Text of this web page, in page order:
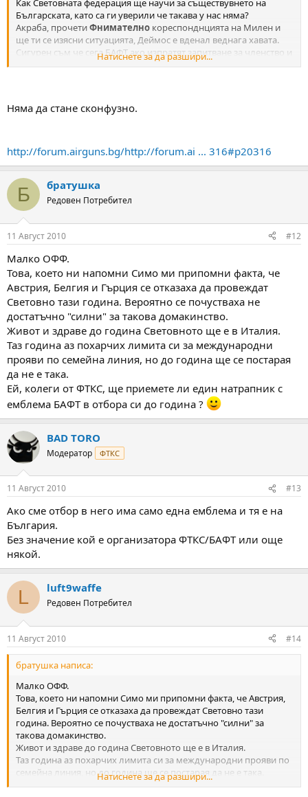
Как Световната федерация ще научи за съществувнето на
Българската, като са ги уверили че такава у нас няма?
Акраба, прочетиФнимателно кореспонднцията на Милен и
ще ти се изясни ситуацията, Деймос е вденал веднага хавата.
Сигурен съм че сега БАФТ ако изпратят запитване за членство и
ще стане едно сконфузено......
Натиснете за да разшири...
Няма да стане сконфузно.
http://forum.airguns.bg/http://forum.ai ... 316#p20316
Б братушка
Редовен Потребител
11 Август 2010 #12
Малко ОФФ.
Това, което ни напомни Симо ми припомни факта, че
Австрия, Белгия и Гърция се отказаха да провеждат
Световно тази година. Вероятно се почустваха не
достатъчно "силни" за такова домакинство.
Живот и здраве до година Световното ще е в Италия.
Таз година аз похарчих лимита си за международни
прояви по семейна линия, но до година ще се постарая
да не е така.
Ей, колеги от ФТКС, ще приемете ли един натрапник с
емблема БАФТ в отбора си до година ?
BAD TORO
Модератор ФТКС
11 Август 2010 #13
Ако сме отбор в него има само една емблема и тя е на
България.
Без значение кой е организатора ФТКС/БАФТ или още
някой.
L luft9waffe
Редовен Потребител
11 Август 2010 #14
братушка написа:
Малко ОФФ.
Това, което ни напомни Симо ми припомни факта, че Австрия,
Белгия и Гърция се отказаха да провеждат Световно тази
година. Вероятно се почустваха не достатъчно "силни" за
такова домакинство.
Живот и здраве до година Световното ще е в Италия.
Таз година аз похарчих лимита си за международни прояви по
семейна линия, но до година ще се постарая да не е така.
Ей, колеги от ФТКС, ще приемете ли един натрапник с емблема
Натиснете за да разшири...